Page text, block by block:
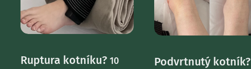
Ruptura kotníku? 10
Podvrtnutý kotník?